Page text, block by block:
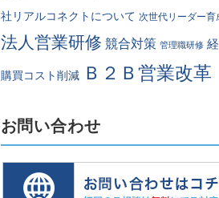
社リアルコネクトについて 次世代リーダー育
法人営業研修 競合対策 管理職研修
購買コスト削減 Ｂ２Ｂ営業改革
お問い合わせ